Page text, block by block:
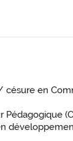
en